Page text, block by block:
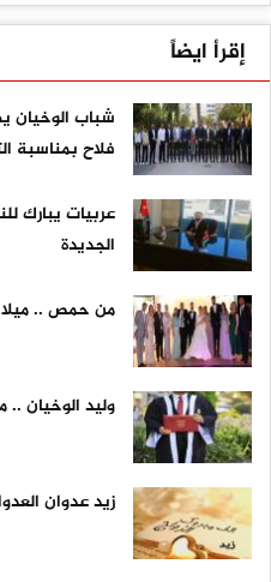
إقرأ ايضاً
شباب الوخيان
فلاح بمناسبة
عربيات يبارك
الجديدة
من حمص ..
وليد الوخيان ..
زيد عدوان